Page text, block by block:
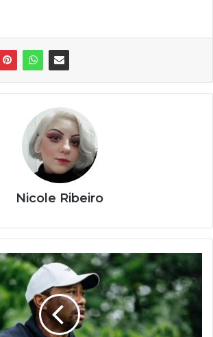
Nicole Ribeiro